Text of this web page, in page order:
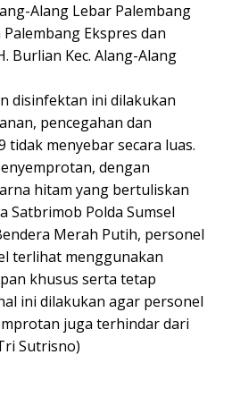
Alang Lebar Palembang
Ekspres dan
Burlian Kec. Alang-Alang
disinfektan ini dilakukan
pencegahan dan
tidak menyebar secara luas.
dengan
hitam yang bertuliskan
Satbrimob Polda Sumsel
Merah Putih, personel
terlihat menggunakan
khusus serta tetap
ini dilakukan agar personel
juga terhindar dari
Sutrisno)